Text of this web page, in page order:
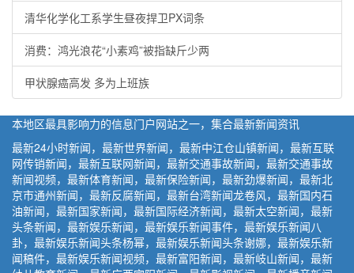
清华化学化工系学生昼夜捍卫PX词条
消费：鸿光浪花“小素鸡”被指缺斤少两
甲状腺癌高发 多为上班族
本地区最具影响力的信息门户网站之一，集合最新新闻资讯
最新24小时新闻，最新世界新闻，最新中江仓山镇新闻，最新互联
网传销新闻，最新互联网新闻，最新交通事故新闻，最新交通事故
新闻视频，最新体育新闻，最新保险新闻，最新劲爆新闻，最新北
京市通州新闻，最新反腐新闻，最新台湾新闻龙卷风，最新国内石
油新闻，最新国家新闻，最新国际经济新闻，最新太空新闻，最新
头条新闻，最新娱乐新闻，最新娱乐新闻事件，最新娱乐新闻八
卦，最新娱乐新闻头条杨幂，最新娱乐新闻头条谢娜，最新娱乐新
闻稿件，最新娱乐新闻视频，最新富阳新闻，最新岐山新闻，最新